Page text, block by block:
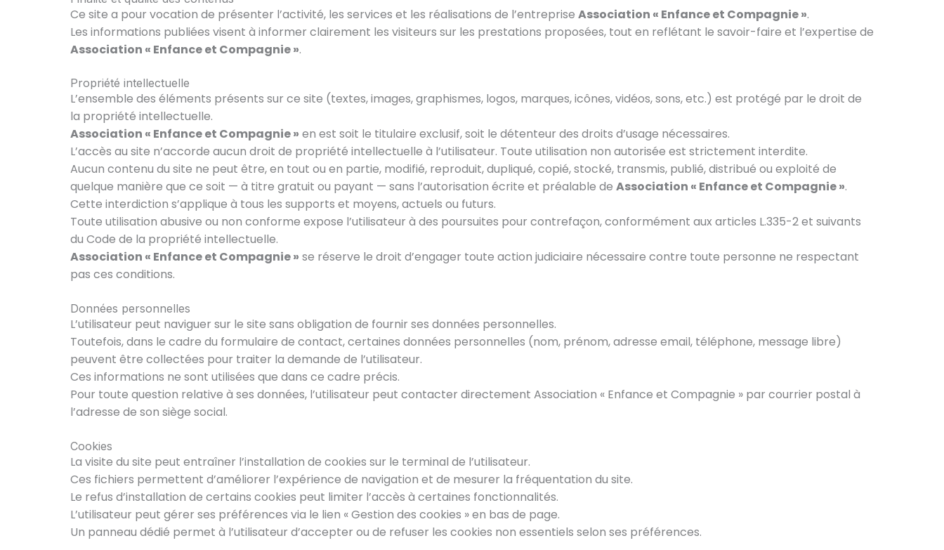
Ce site a pour vocation de présenter l’activité, les services et les réalisations de l’entreprise Association « Enfance et Compagnie ».
Les informations publiées visent à informer clairement les visiteurs sur les prestations proposées, tout en reflétant le savoir-faire et l’expertise de
Association « Enfance et Compagnie ».
Propriété intellectuelle
L’ensemble des éléments présents sur ce site (textes, images, graphismes, logos, marques, icônes, vidéos, sons, etc.) est protégé par le droit de
la propriété intellectuelle.
Association « Enfance et Compagnie » en est soit le titulaire exclusif, soit le détenteur des droits d’usage nécessaires.
L’accès au site n’accorde aucun droit de propriété intellectuelle à l’utilisateur. Toute utilisation non autorisée est strictement interdite.
Aucun contenu du site ne peut être, en tout ou en partie, modifié, reproduit, dupliqué, copié, stocké, transmis, publié, distribué ou exploité de
quelque manière que ce soit — à titre gratuit ou payant — sans l’autorisation écrite et préalable de Association « Enfance et Compagnie ».
Cette interdiction s’applique à tous les supports et moyens, actuels ou futurs.
Toute utilisation abusive ou non conforme expose l’utilisateur à des poursuites pour contrefaçon, conformément aux articles L.335-2 et suivants
du Code de la propriété intellectuelle.
Association « Enfance et Compagnie » se réserve le droit d’engager toute action judiciaire nécessaire contre toute personne ne respectant
pas ces conditions.
Données personnelles
L’utilisateur peut naviguer sur le site sans obligation de fournir ses données personnelles.
Toutefois, dans le cadre du formulaire de contact, certaines données personnelles (nom, prénom, adresse email, téléphone, message libre)
peuvent être collectées pour traiter la demande de l’utilisateur.
Ces informations ne sont utilisées que dans ce cadre précis.
Pour toute question relative à ses données, l’utilisateur peut contacter directement Association « Enfance et Compagnie » par courrier postal à
l’adresse de son siège social.
Cookies
La visite du site peut entraîner l’installation de cookies sur le terminal de l’utilisateur.
Ces fichiers permettent d’améliorer l’expérience de navigation et de mesurer la fréquentation du site.
Le refus d’installation de certains cookies peut limiter l’accès à certaines fonctionnalités.
L’utilisateur peut gérer ses préférences via le lien « Gestion des cookies » en bas de page.
Un panneau dédié permet à l’utilisateur d’accepter ou de refuser les cookies non essentiels selon ses préférences.